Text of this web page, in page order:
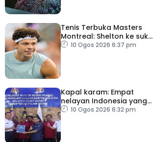
Tenis Terbuka Masters
Montreal: Shelton ke suku
akhir10 Ogos 2026 6:37 pm
Kapal karam: Empat
nelayan Indonesia yang
terselamat diserah
10 Ogos 2026 6:32 pm